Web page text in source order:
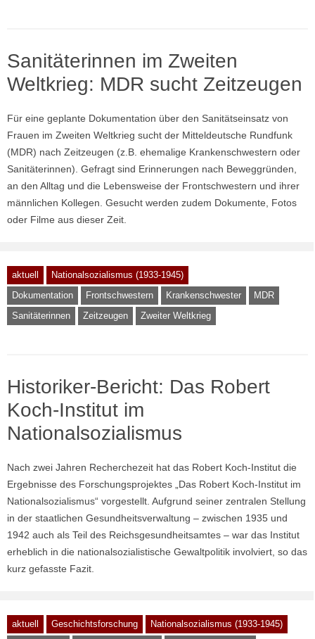
Sanitäterinnen im Zweiten
Weltkrieg: MDR sucht Zeitzeugen
Für eine geplante Dokumentation über den Sanitätseinsatz von
Frauen im Zweiten Weltkrieg sucht der Mitteldeutsche Rundfunk
(MDR) nach Zeitzeugen (z.B. ehemalige Krankenschwestern oder
Sanitäterinnen). Gefragt sind Erinnerungen nach Beweggründen,
an den Alltag und die Lebensweise der Frontschwestern und ihrer
männlichen Kollegen. Gesucht werden zudem Dokumente, Fotos
oder Filme aus dieser Zeit.
aktuell
Nationalsozialismus (1933-1945)
Dokumentation
Frontschwestern Krankenschwester
MDR
Sanitäterinnen
Zeitzeugen Zweiter Weltkrieg
Historiker-Bericht: Das Robert
Koch-Institut im
Nationalsozialismus
Nach zwei Jahren Recherchezeit hat das Robert Koch-Institut die
Ergebnisse des Forschungsprojektes „Das Robert Koch-Institut im
Nationalsozialismus“ vorgestellt. Aufgrund seiner zentralen Stellung
in der staatlichen Gesundheitsverwaltung – zwischen 1935 und
1942 auch als Teil des Reichsgesundheitsamtes – war das Institut
erheblich in die nationalsozialistische Gewaltpolitik involviert, so das
kurz gefasste Fazit.
aktuell Geschichtsforschung
Nationalsozialismus (1933-1945)